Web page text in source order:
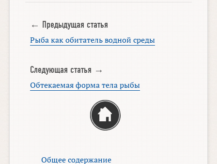
← Предыдущая статья
Рыба как обитатель водной среды
Следующая статья →
Обтекаемая форма тела рыбы
Общее содержание